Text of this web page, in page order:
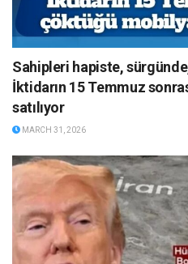
Sahipleri hapiste,
İktidarın 15 Temmuz
satılıyor
MARCH 31, 2026